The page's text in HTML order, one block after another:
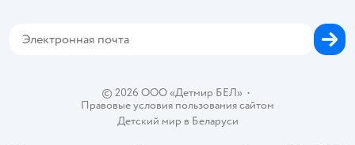
© 2026 ООО «Детмир БЕЛ»•
Правовые условия пользования сайтом
Детский мир в Беларуси